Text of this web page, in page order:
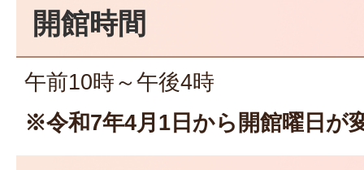
開館時間
午前10時～午後4時
※令和7年4月1日から開館曜日が